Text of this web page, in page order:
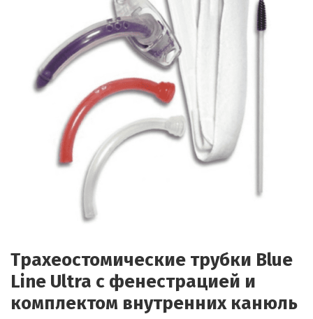
Трахеостомические трубки Blue
Line Ultra с фенестрацией и
комплектом внутренних канюль